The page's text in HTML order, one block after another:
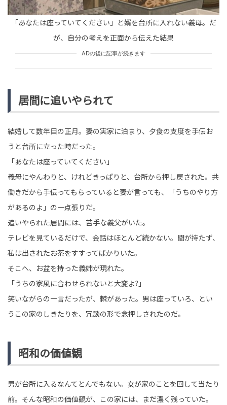
「また肌のお手入れタダでやってよ」結婚式前に図々し
くお願いする義妹。だが、結婚後の態度に絶句
「あなたは座っていてください」と婿を台所に入れない義母。だ
が、自分の考えを正面から伝えた結果
ADの後に記事が続きます
居間に追いやられて
結婚して数年目の正月。妻の実家に泊まり、夕食の支度を手伝お
うと台所に立った時だった。
「あなたは座っていてください」
義母にやんわりと、けれどきっぱりと、台所から押し戻された。共
働きだから手伝ってもらっていると妻が言っても、「うちのやり方
があるのよ」の一点張りだ。
追いやられた居間には、苦手な義父がいた。
テレビを見ているだけで、会話はほとんど続かない。間が持たず、
私は出されたお茶をすすってばかりいた。
そこへ、お盆を持った義姉が現れた。
「うちの家風に合わせられないと大変よ?」
笑いながらの一言だったが、棘があった。男は座っていろ、とい
うこの家のしきたりを、冗談の形で念押しされたのだ。
昭和の価値観
男が台所に入るなんてとんでもない。女が家のことを回して当たり
前。そんな昭和の価値観が、この家には、まだ濃く残っていた。